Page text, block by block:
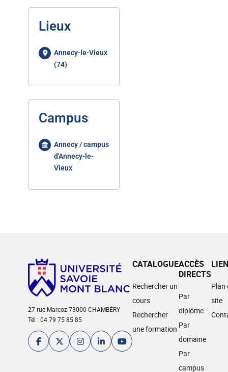
Lieux
Annecy-le-Vieux
(74)
Campus
Annecy / campus
d'Annecy-le-
Vieux
27 rue Marcoz 73000 CHAMBÉRY
Tél : 04 79 75 85 85
CATALOGUE
Rechercher un
cours
Rechercher
une formation
ACCÈS
DIRECTS
Par
diplôme
Par
domaine
Par
campus
Plan
site